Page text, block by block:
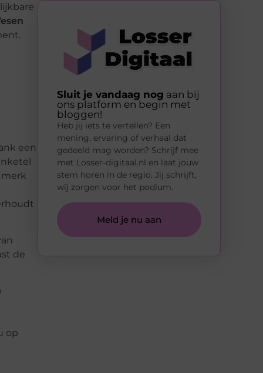
een
de
op
Sluit je vandaag nog aan bij
ons platform en begin met
bloggen!
Heb jij iets te vertellen? Een
mening, ervaring of verhaal dat
gedeeld mag worden? Schrijf mee
met Losser-digitaal.nl en laat jouw
stem horen in de regio. Jij schrijft,
wij zorgen voor het podium.
Meld je nu aan